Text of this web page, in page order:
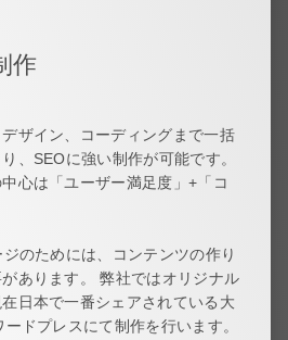
作
ザイン、コーディングまで一括
、SEOに強い制作が可能です。
心は「ユーザー満足度」+「コ
のためには、コンテンツの作り
あります。 弊社ではオリジナル
日本で一番シェアされている大
ドプレスにて制作を行います。